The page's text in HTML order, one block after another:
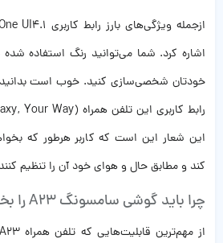
خودتان شخصی‌سازی کنید. خوب است بدانید
این شعار این است که کاربر هرطور که
کند و مطابق حال و هوای خود آن را تنظیم
چرا باید گوشی سامسونگ A23 را بخریم؟!